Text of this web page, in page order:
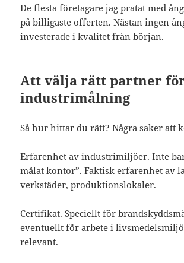
De flesta företagare jag pratat med
på billigaste offerten. Nästan ingen
investerade i kvalitet från början.
Att välja rätt partner
industrimålning
Så hur hittar du rätt? Några saker att
Erfarenhet av industrimiljöer. Inte
målat kontor”. Faktisk erfarenhet av
verkstäder, produktionslokaler.
Certifikat. Speciellt för
eventuellt för arbete i
relevant.